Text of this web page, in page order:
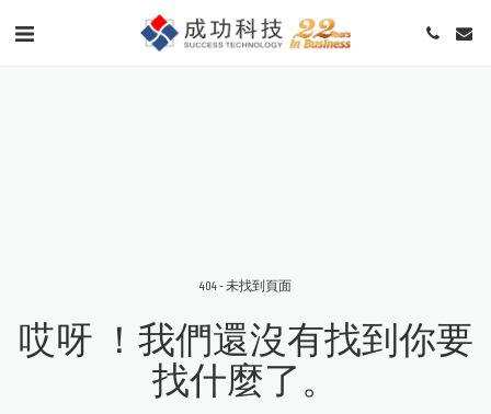
404 - 未找到頁面
哎呀 ！我們還沒有找到你要
找什麼了。